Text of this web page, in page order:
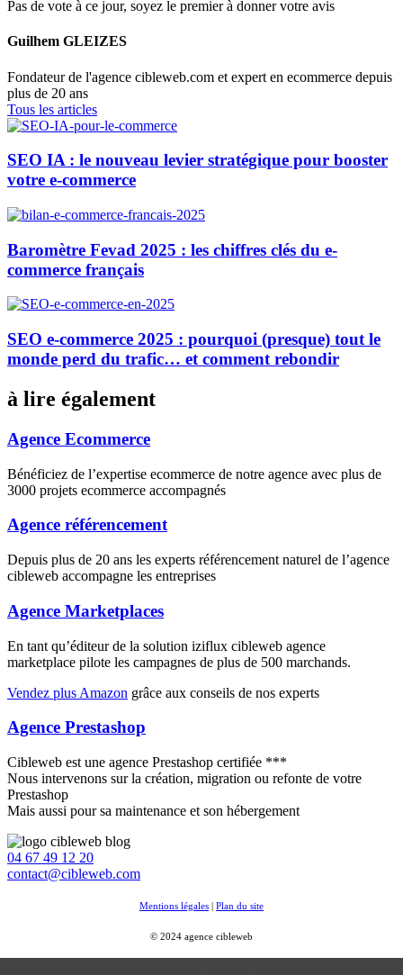
Pas de vote à ce jour, soyez le premier à donner votre avis
Guilhem GLEIZES
Fondateur de l'agence cibleweb.com et expert en ecommerce depuis
plus de 20 ans
Tous les articles
SEO IA : le nouveau levier stratégique pour booster
votre e-commerce
Baromètre Fevad 2025 : les chiffres clés du e-
commerce français
SEO e-commerce 2025 : pourquoi (presque) tout le
monde perd du trafic… et comment rebondir
à lire également
Agence Ecommerce
Bénéficiez de l’expertise ecommerce de notre agence avec plus de
3000 projets ecommerce accompagnés
Agence référencement
Depuis plus de 20 ans les experts référencement naturel de l’agence
cibleweb accompagne les entreprises
Agence Marketplaces
En tant qu’éditeur de la solution iziflux cibleweb agence
marketplace pilote les campagnes de plus de 500 marchands.
Vendez plus Amazon grâce aux conseils de nos experts
Agence Prestashop
Cibleweb est une agence Prestashop certifiée ***
Nous intervenons sur la création, migration ou refonte de votre
Prestashop
Mais aussi pour sa maintenance et son hébergement
04 67 49 12 20
contact@cibleweb.com
Mentions légales | Plan du site
© 2024 agence cibleweb